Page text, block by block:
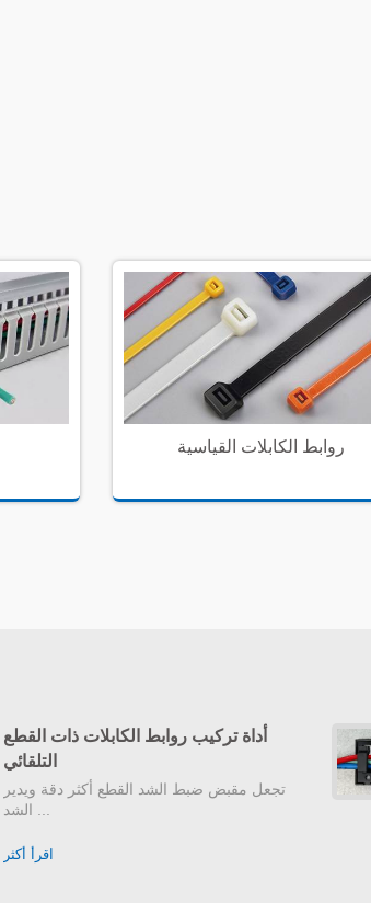
روابط الكابلات القياسية
أداة تركيب روابط الكابلات ذات القطع
التلقائي
تجعل مقبض ضبط الشد القطع أكثر دقة ويدير
الشد ...
اقرأ أكثر